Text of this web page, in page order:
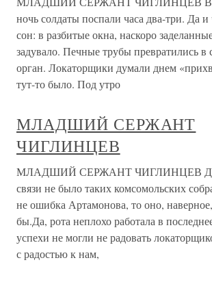
ночь солдаты поспали часа два-три. Да и
сон: в разбитые окна, наскоро
задувало. Печные трубы превратились в
орган. Локаторщики думали днем
тут-то было. Под утро
МЛАДШИЙ СЕРЖАНТ
ЧИГЛИНЦЕВ
МЛАДШИЙ СЕРЖАНТ ЧИГЛИНЦЕВ
связи не было таких комсомольских
не ошибка Артамонова, то оно,
бы.Да, рота неплохо работала в
успехи не могли не радовать
с радостью к нам,